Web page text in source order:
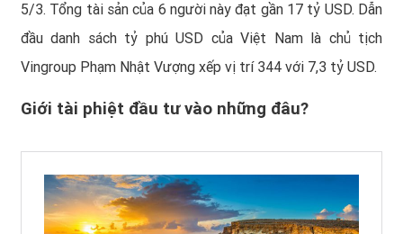
5/3. Tổng tài sản của 6 người này đạt gần 17 tỷ USD. Dẫn
đầu danh sách tỷ phú USD của Việt Nam là chủ tịch
Vingroup Phạm Nhật Vượng xếp vị trí 344 với 7,3 tỷ USD.
Giới tài phiệt đầu tư vào những đâu?